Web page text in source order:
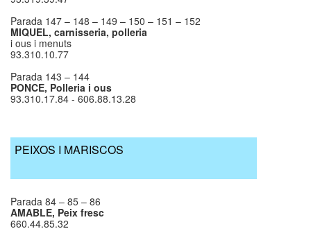
Parada 147 – 148 – 149 – 150 – 151 – 152
MIQUEL, carnisseria, polleria
i ous i menuts
93.310.10.77
Parada 143 – 144
PONCE, Polleria i ous
93.310.17.84 - 606.88.13.28
PEIXOS I MARISCOS
Parada 84 – 85 – 86
AMABLE, Peix fresc
660.44.85.32